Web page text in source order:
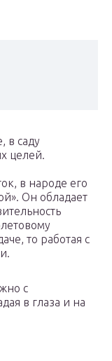
в саду
целей.
в народе его
Он обладает
то работая с
с
в глаза и на